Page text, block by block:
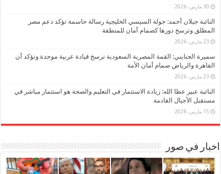
30 مارس، 2026
النائبة جيلان أحمد: جولة السيسي الخليجية رسالة حاسمة تؤكد دعم مصر
المطلق وترسخ دورها كصمام أمان للمنطقة
23 مارس، 2026
سميرة الجنايني: القمة المصرية السعودية ترسخ قيادة عربية موحدة وتؤكد أن
القاهرة والرياض صمام أمان الأمة
23 مارس، 2026
النائبة عبير عطا الله: زيادة الاستثمار في التعليم والصحة هو استثمار مباشر في
مستقبل الأجيال القادمة
15 مارس، 2026
اخبار في صور